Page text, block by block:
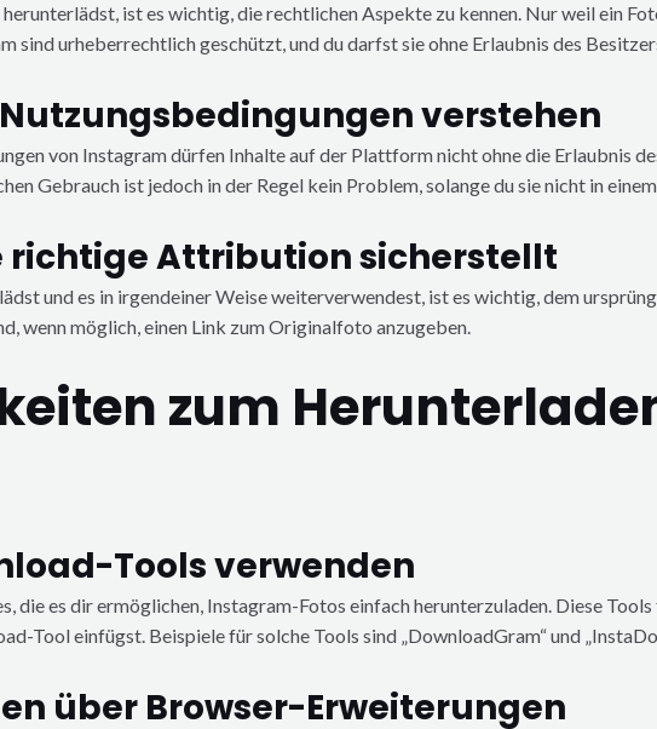
ist es wichtig, die rechtlichen Aspekte zu kennen. Nur weil ein
sind urheberrechtlich geschützt, und du darfst sie ohne Erlaubnis des
verstehen
von Instagram dürfen Inhalte auf der Plattform nicht ohne die Erlaubnis
Gebrauch ist jedoch in der Regel kein Problem, solange du sie nicht in
richtige Attribution sicherstellt
und es in irgendeiner Weise weiterverwendest, ist es wichtig, dem
wenn möglich, einen Link zum Originalfoto anzugeben.
zum
Tools verwenden
die es dir ermöglichen, Instagram-Fotos einfach herunterzuladen. Diese
Tool einfügst. Beispiele für solche Tools sind „DownloadGram“ und
über Browser-Erweiterungen